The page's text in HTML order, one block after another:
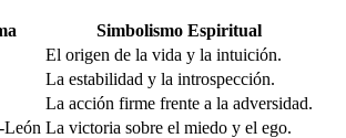
Simbolismo Espiritual
El origen de la vida y la intuición.
La estabilidad y la introspección.
La acción firme frente a la adversidad.
León La victoria sobre el miedo y el ego.